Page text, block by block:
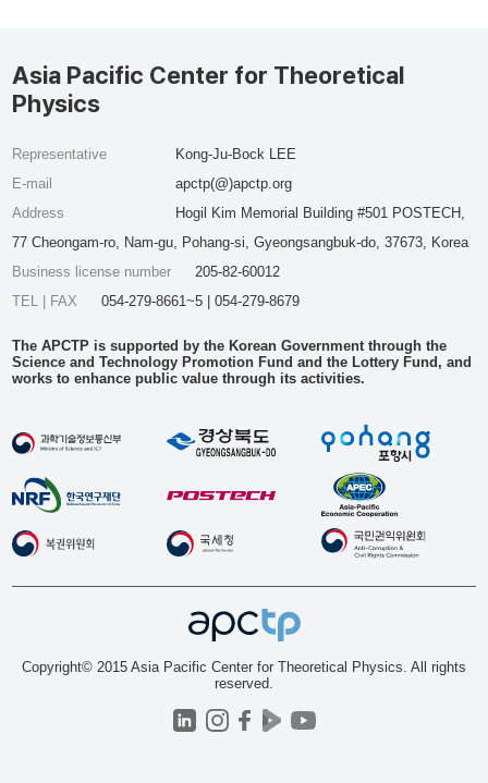
Asia Pacific Center for Theoretical
Physics
Representative
Kong-Ju-Bock LEE
E-mail
apctp(@)apctp.org
Address
Hogil Kim Memorial Building #501 POSTECH,
77 Cheongam-ro, Nam-gu, Pohang-si, Gyeongsangbuk-do, 37673, Korea
Business license number
205-82-60012
TEL | FAX
054-279-8661~5 | 054-279-8679
The APCTP is supported by the Korean Government through the
Science and Technology Promotion Fund and the Lottery Fund, and
works to enhance public value through its activities.
Copyright© 2015 Asia Pacific Center for Theoretical Physics. All rights
reserved.